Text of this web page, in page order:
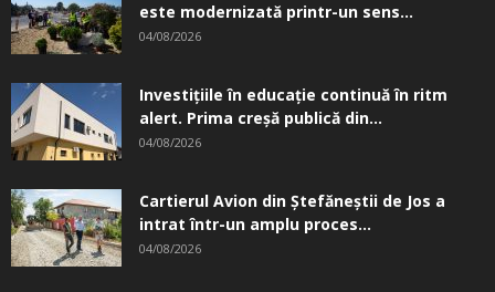
este modernizată printr-un sens...
04/08/2026
Investițiile în educație continuă în ritm
alert. Prima creşă publică din...
04/08/2026
Cartierul Avion din Ştefăneştii de Jos a
intrat într-un amplu proces...
04/08/2026